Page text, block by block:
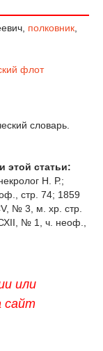
полковник
флот
словарь.
этой статьи:
H. Р.;
стр. 74; 1859
№ 3, м. хр. стр.
№ 1, ч. неоф.,
или
сайт